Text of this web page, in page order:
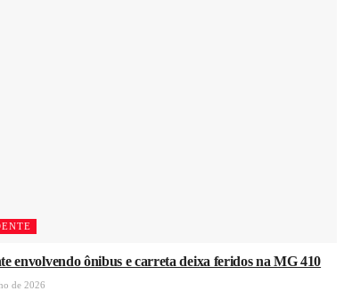
envolvendo ônibus e carreta deixa feridos na MG 410
de 2026